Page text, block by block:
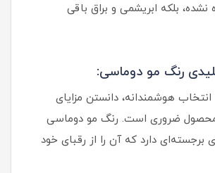
بلکه ابریشمی و براق باقی
رنگ مو دوماسی:
هوشمندانه، دانستن مزایای
ضروری است. رنگ مو دوماسی
برجسته‌ای دارد که آن را از رقبای خود